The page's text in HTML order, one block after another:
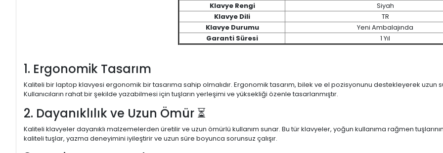
Klavye Rengi
Siyah
Klavye Dili
TR
Klavye Durumu
Yeni Ambalajında
Garanti Süresi
1 Yıl
1. Ergonomik Tasarım
Kaliteli bir laptop klavyesi ergonomik bir tasarıma sahip olmalıdır. Ergonomik tasarım, bilek ve el pozisyonunu destekleyerek uzun
Kullanıcıların rahat bir şekilde yazabilmesi için tuşların yerleşimi ve yüksekliği özenle tasarlanmıştır.
2. Dayanıklılık ve Uzun Ömür ⏳
Kaliteli klavyeler dayanıklı malzemelerden üretilir ve uzun ömürlü kullanım sunar. Bu tür klavyeler, yoğun kullanıma rağmen
kaliteli tuşlar, yazma deneyimini iyileştirir ve uzun süre boyunca sorunsuz çalışır.